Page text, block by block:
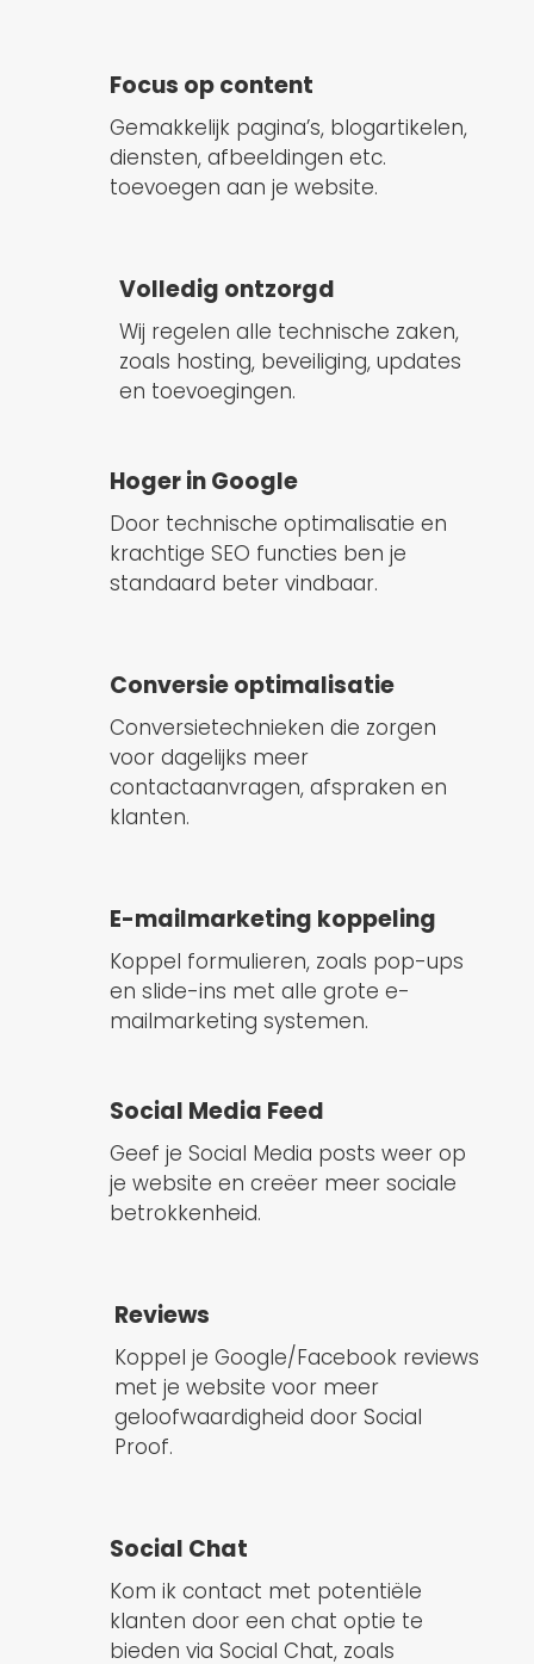
Focus op content
Gemakkelijk pagina’s, blogartikelen,
diensten, afbeeldingen etc.
toevoegen aan je website.
Volledig ontzorgd
Wij regelen alle technische zaken,
zoals hosting, beveiliging, updates
en toevoegingen.
Hoger in Google
Door technische optimalisatie en
krachtige SEO functies ben je
standaard beter vindbaar.
Conversie optimalisatie
Conversietechnieken die zorgen
voor dagelijks meer
contactaanvragen, afspraken en
klanten.
E-mailmarketing koppeling
Koppel formulieren, zoals pop-ups
en slide-ins met alle grote e-
mailmarketing systemen.
Social Media Feed
Geef je Social Media posts weer op
je website en creëer meer sociale
betrokkenheid.
Reviews
Koppel je Google/Facebook reviews
met je website voor meer
geloofwaardigheid door Social
Proof.
Social Chat
Kom ik contact met potentiële
klanten door een chat optie te
bieden via Social Chat, zoals